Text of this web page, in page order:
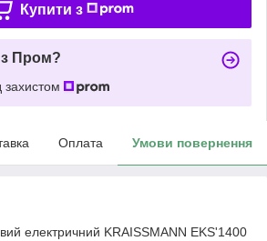
Купити з
з Пром?
захистом
Оплата Умови повернення
електричний KRAISSMANN EKS'1400